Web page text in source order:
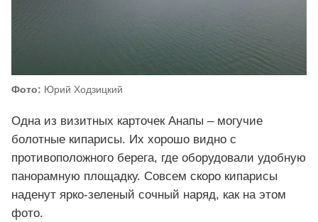
Фото: Юрий Ходзицкий
Одна из визитных карточек Анапы – могучие
болотные кипарисы. Их хорошо видно с
противоположного берега, где оборудовали удобную
панорамную площадку. Совсем скоро кипарисы
наденут ярко-зеленый сочный наряд, как на этом
фото.